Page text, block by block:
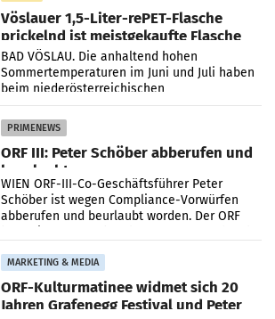
Vöslauer 1,5-Liter-rePET-Flasche
prickelnd ist meistgekaufte Flasche
Österreichs
BAD VÖSLAU. Die anhaltend hohen
Sommertemperaturen im Juni und Juli haben
beim niederösterreichischen
Getränkehersteller Vöslauer zu deutlichen
Absatzzuwächsen geführt. Während
PRIMENEWS
ORF III: Peter Schöber abberufen und
beurlaubt
WIEN ORF-III-Co-Geschäftsführer Peter
Schöber ist wegen Compliance-Vorwürfen
abberufen und beurlaubt worden. Der ORF
MARKETING & MEDIA
ORF-Kulturmatinee widmet sich 20
Jahren Grafenegg Festival und Peter